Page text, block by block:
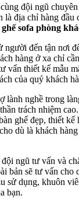
đội ngũ
địa chỉ hàng đầu
sofa phòng
người đến tận nơi
hàng ở xa chỉ
vấn thiết kế mẫu
của quý khách
lành nghề trong
trách nhiệm
ghế đẹp, thiết kế
dù là khách
ngũ tư vấn và
bản sẽ tư vấn cho
sử dụng, khuôn
bạn.